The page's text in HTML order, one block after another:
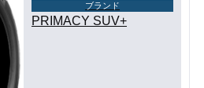
ブランド
PRIMACY SUV+